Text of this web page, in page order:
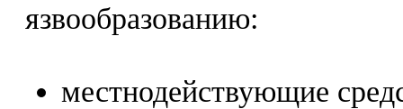
язвообразованию:
местнодействующие